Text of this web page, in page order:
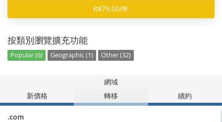
R$79,00/年
按類別瀏覽擴充功能
Popular (6) Geographic (1) Other (32)
網域
新價格
轉移 續約
.com